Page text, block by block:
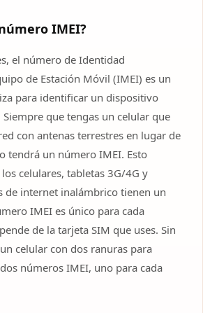
IMEI?
el número de Identidad
de Estación Móvil (IMEI) es un
para identificar un dispositivo
que tengas un celular que
con antenas terrestres en lugar de
tendrá un número IMEI. Esto
celulares, tabletas 3G/4G y
de internet inalámbrico tienen un
IMEI es único para cada
de la tarjeta SIM que uses. Sin
celular con dos ranuras para
números IMEI, uno para cada